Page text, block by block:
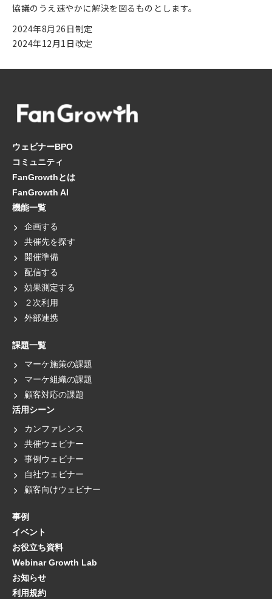
協議のうえ速やかに解決を図るものとします。
2024年8月26日制定
2024年12月1日改定
ウェビナーBPO
コミュニティ
FanGrowthとは
FanGrowth AI
機能一覧
企画する
共催先を探す
開催準備
配信する
効果測定する
２次利用
外部連携
課題一覧
マーケ施策の課題
マーケ組織の課題
顧客対応の課題
活用シーン
カンファレンス
共催ウェビナー
事例ウェビナー
自社ウェビナー
顧客向けウェビナー
事例
イベント
お役立ち資料
Webinar Growth Lab
お知らせ
利用規約